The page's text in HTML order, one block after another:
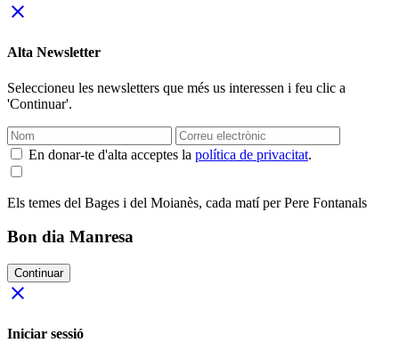
close
Alta Newsletter
Seleccioneu les newsletters que més us interessen i feu clic a
'Continuar'.
En donar-te d'alta acceptes la política de privacitat.
Els temes del Bages i del Moianès, cada matí per Pere Fontanals
Bon dia Manresa
Continuar
close
Iniciar sessió